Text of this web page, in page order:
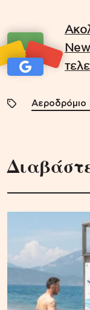
Αεροδρόμιο